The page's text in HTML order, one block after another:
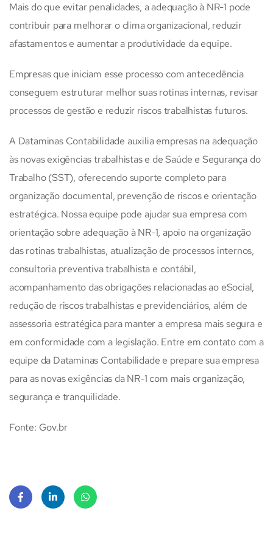
Mais do que evitar penalidades, a adequação à NR-1 pode
contribuir para melhorar o clima organizacional, reduzir
afastamentos e aumentar a produtividade da equipe.
Empresas que iniciam esse processo com antecedência
conseguem estruturar melhor suas rotinas internas, revisar
processos de gestão e reduzir riscos trabalhistas futuros.
A Dataminas Contabilidade auxilia empresas na adequação
às novas exigências trabalhistas e de Saúde e Segurança do
Trabalho (SST), oferecendo suporte completo para
organização documental, prevenção de riscos e orientação
estratégica. Nossa equipe pode ajudar sua empresa com
orientação sobre adequação à NR-1, apoio na organização
das rotinas trabalhistas, atualização de processos internos,
consultoria preventiva trabalhista e contábil,
acompanhamento das obrigações relacionadas ao eSocial,
redução de riscos trabalhistas e previdenciários, além de
assessoria estratégica para manter a empresa mais segura e
em conformidade com a legislação. Entre em contato com a
equipe da Dataminas Contabilidade e prepare sua empresa
para as novas exigências da NR-1 com mais organização,
segurança e tranquilidade.
Fonte: Gov.br